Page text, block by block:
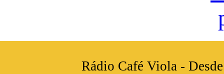
Rádio Café Viola -